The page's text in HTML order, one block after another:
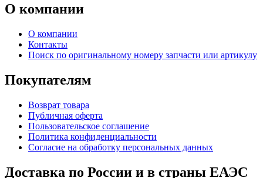
О компании
О компании
Контакты
Поиск по оригинальному номеру запчасти или артикулу
Покупателям
Возврат товара
Публичная оферта
Пользовательское соглашение
Политика конфиденциальности
Согласие на обработку персональных данных
Доставка по России и в страны ЕАЭС